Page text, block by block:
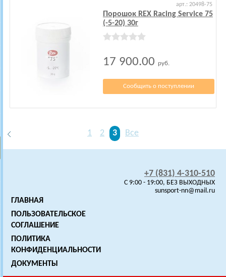
арт.: 20498-75
Порошок REX Racing Service 75
(-5-20) 30г
17 900.00 руб.
Сообщить о поступлении
1 2 3 Все
+7 (831) 4-310-510
C 9:00 - 19:00, БЕЗ ВЫХОДНЫХ
sunsport-nn@mail.ru
ГЛАВНАЯ
ПОЛЬЗОВАТЕЛЬСКОЕ
СОГЛАШЕНИЕ
ПОЛИТИКА
КОНФИДЕНЦИАЛЬНОСТИ
ДОКУМЕНТЫ